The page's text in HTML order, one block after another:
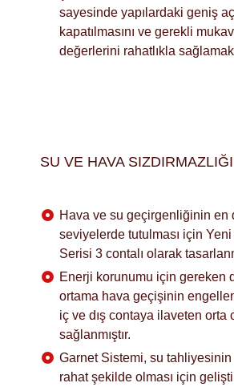
sayesinde yapılardaki geniş
kapatılmasını ve gerekli
değerlerini rahatlıkla
SU VE HAVA SIZDIRMAZLIĞI
Hava ve su geçirgenliğinin en
seviyelerde tutulması için
Serisi 3 contalı olarak
Enerji korunumu için gereken
ortama hava geçişinin
iç ve dış contaya ilaveten orta
sağlanmıştır.
Garnet Sistemi, su tahliyesinin
rahat şekilde olması için